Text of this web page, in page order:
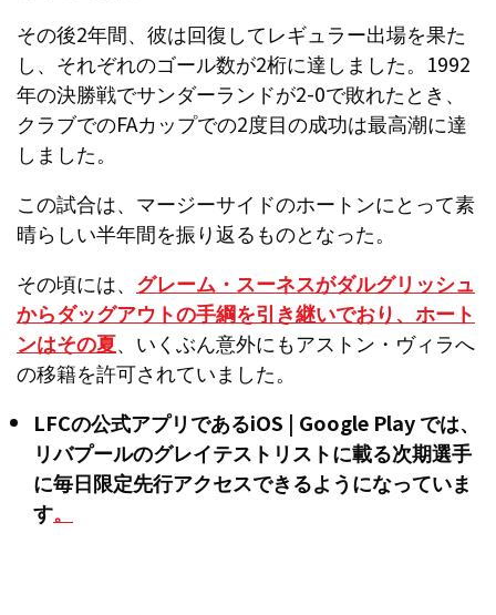
その後2年間、彼は回復してレギュラー出場を果た
し、それぞれのゴール数が2桁に達しました。1992
年の決勝戦でサンダーランドが2-0で敗れたとき、
クラブでのFAカップでの2度目の成功は最高潮に達
しました。
この試合は、マージーサイドのホートンにとって素
晴らしい半年間を振り返るものとなった。
その頃には、 グレーム・スーネスがダルグリッシュ
からダッグアウトの手綱を引き継いでおり、ホート
ンはその夏、いくぶん意外にもアストン・ヴィラへ
の移籍を許可されていました。
LFCの公式アプリであるiOS | Google Play では、
リバプールのグレイテストリストに載る次期選手
に毎日限定先行アクセスできるようになっていま
す。